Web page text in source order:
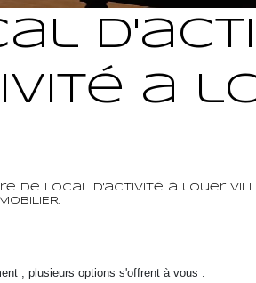
a
Local d'activité à louer
, plusieurs options s'offrent à vous :